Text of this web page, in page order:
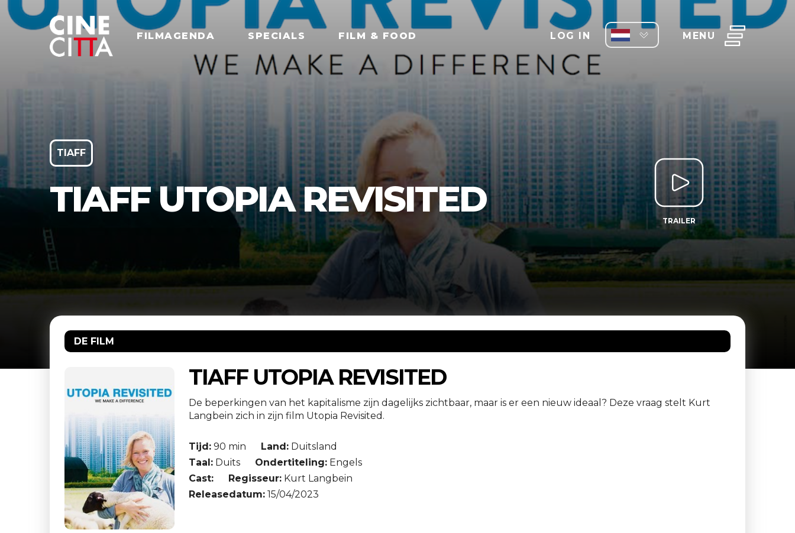
FILMAGENDA SPECIALS FILM & FOOD LOG IN MENU
TIAFF
TIAFF UTOPIA REVISITED
TRAILER
DE FILM
TIAFF UTOPIA REVISITED
De beperkingen van het kapitalisme zijn dagelijks zichtbaar, maar is er een nieuw ideaal? Deze vraag stelt Kurt
Langbein zich in zijn film Utopia Revisited.
Tijd:90 min Land:Duitsland
Taal:Duits Ondertiteling:Engels
Cast:
Regisseur:Kurt Langbein
Releasedatum:15/04/2023